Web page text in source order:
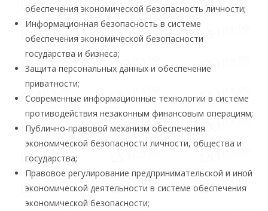
обеспечения экономической безопасность личности;
Информационная безопасность в системе
обеспечения экономической безопасности
государства и бизнеса;
Защита персональных данных и обеспечение
приватности;
Современные информационные технологии в системе
противодействия незаконным финансовым операциям;
Публично-правовой механизм обеспечения
экономической безопасности личности, общества и
государства;
Правовое регулирование предпринимательской и иной
экономической деятельности в системе обеспечения
экономической безопасности;